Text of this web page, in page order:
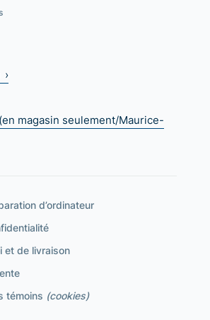
magasin seulement/Maurice-
d’ordinateur
et de livraison
témoins (cookies)